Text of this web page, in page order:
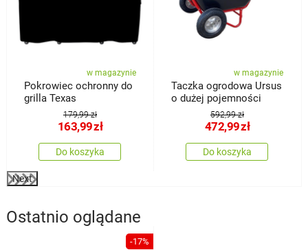
w magazynie
Pokrowiec ochronny do
grilla Texas
179,99 zł
163,99zł
Do koszyka
w magazynie
Taczka ogrodowa Ursus
o dużej pojemności
592,99 zł
472,99zł
Do koszyka
Next
Ostatnio oglądane
-17%